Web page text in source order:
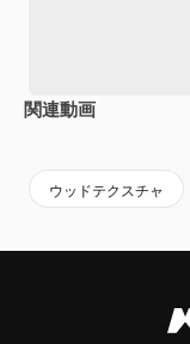
関連動画
ウッドテクスチャ